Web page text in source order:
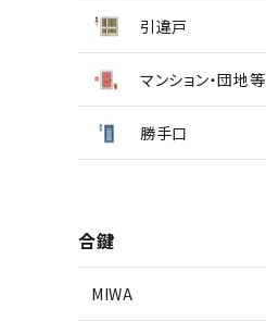
引違戸
マンション・団地等
勝手口
合鍵
MIWA